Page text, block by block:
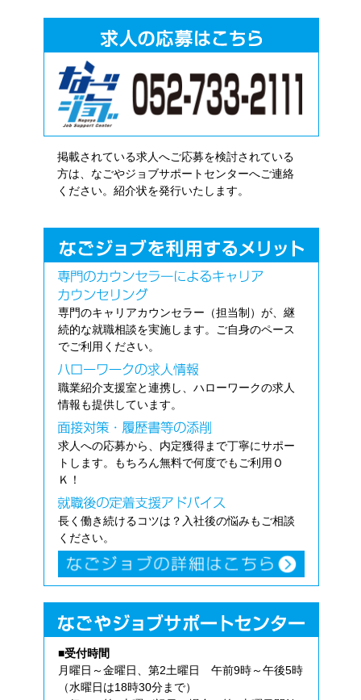
掲載されている求人へご応募を検討されている
方は、なごやジョブサポートセンターへご連絡
ください。紹介状を発行いたします。
専門のキャリアカウンセラー（担当制）が、継
続的な就職相談を実施します。ご自身のペース
でご利用ください。
職業紹介支援室と連携し、ハローワークの求人
情報も提供しています。
求人への応募から、内定獲得まで丁寧にサポー
トします。もちろん無料で何度でもご利用Ｏ
Ｋ！
長く働き続けるコツは？入社後の悩みもご相談
ください。
■受付時間
月曜日～金曜日、第2土曜日 午前9時～午後5時
（水曜日は18時30分まで）